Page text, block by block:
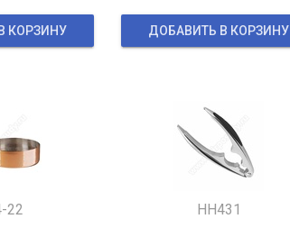
КОРЗИНУ ДОБАВИТЬ В КОРЗИНУ
22
HH431